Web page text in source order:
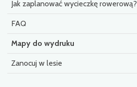
Jak zaplanować wycieczkę rowerową?
FAQ
Mapy do wydruku
Zanocuj w lesie